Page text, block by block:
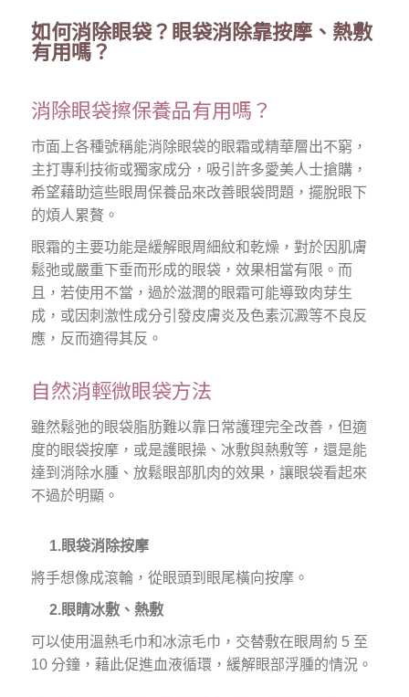
如何消除眼袋？眼袋消除靠按摩、熱敷
有用嗎？
消除眼袋擦保養品有用嗎？
市面上各種號稱能消除眼袋的眼霜或精華層出不窮，
主打專利技術或獨家成分，吸引許多愛美人士搶購，
希望藉助這些眼周保養品來改善眼袋問題，擺脫眼下
的煩人累贅。
眼霜的主要功能是緩解眼周細紋和乾燥，對於因肌膚
鬆弛或嚴重下垂而形成的眼袋，效果相當有限。而
且，若使用不當，過於滋潤的眼霜可能導致肉芽生
成，或因刺激性成分引發皮膚炎及色素沉澱等不良反
應，反而適得其反。
自然消輕微眼袋方法
雖然鬆弛的眼袋脂肪難以靠日常護理完全改善，但適
度的眼袋按摩，或是護眼操、冰敷與熱敷等，還是能
達到消除水腫、放鬆眼部肌肉的效果，讓眼袋看起來
不過於明顯。
1.眼袋消除按摩
將手想像成滾輪，從眼頭到眼尾橫向按摩。
2.眼睛冰敷、熱敷
可以使用溫熱毛巾和冰涼毛巾，交替敷在眼周約 5 至
10 分鐘，藉此促進血液循環，緩解眼部浮腫的情況。